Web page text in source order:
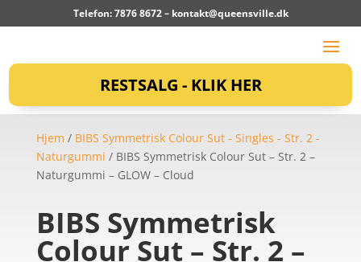
Telefon: 7876 8672 – kontakt@queensville.dk
RESTSALG - KLIK HER
Hjem / BIBS Symmetrisk Colour Sut - Singles - Str. 2 -
Naturgummi / BIBS Symmetrisk Colour Sut – Str. 2 –
Naturgummi – GLOW – Cloud
BIBS Symmetrisk
Colour Sut – Str. 2 –